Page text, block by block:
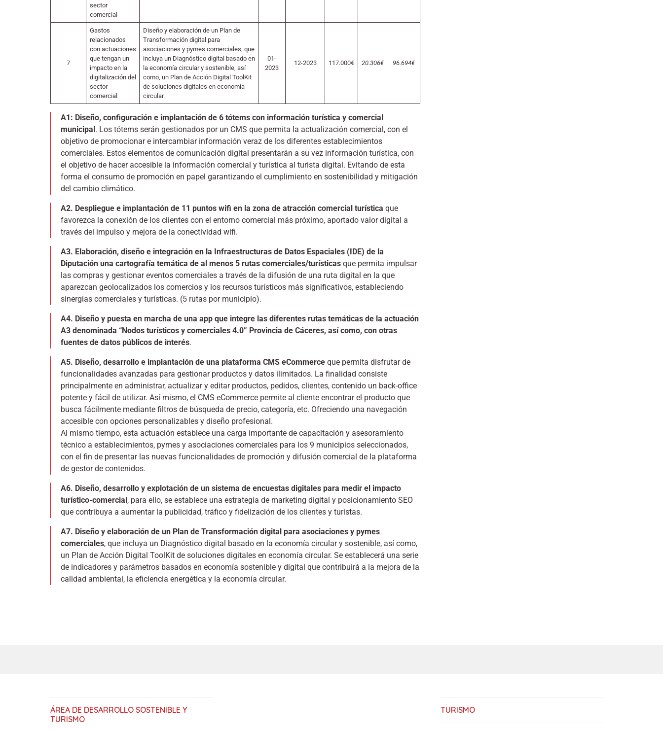
sector
comercial
7
Gastos
relacionados
con actuaciones
que tengan un
impacto en la
digitalización del
sector
comercial
Diseño y elaboración de un Plan de
Transformación digital para
asociaciones y pymes comerciales, que
incluya un Diagnóstico digital basado en
la economía circular y sostenible, así
como, un Plan de Acción Digital ToolKit
de soluciones digitales en economía
circular.
01-
2023
12-2023 117.000€ 20.306€ 96.694€
A1: Diseño, configuración e implantación de 6 tótems con información turística y comercial
municipal. Los tótems serán gestionados por un CMS que permita la actualización comercial, con el
objetivo de promocionar e intercambiar información veraz de los diferentes establecimientos
comerciales. Estos elementos de comunicación digital presentarán a su vez información turística, con
el objetivo de hacer accesible la información comercial y turística al turista digital. Evitando de esta
forma el consumo de promoción en papel garantizando el cumplimiento en sostenibilidad y mitigación
del cambio climático.
A2. Despliegue e implantación de 11 puntos wifi en la zona de atracción comercial turística que
favorezca la conexión de los clientes con el entorno comercial más próximo, aportado valor digital a
través del impulso y mejora de la conectividad wifi.
A3. Elaboración, diseño e integración en la Infraestructuras de Datos Espaciales (IDE) de la
Diputación una cartografía temática de al menos 5 rutas comerciales/turísticas que permita impulsar
las compras y gestionar eventos comerciales a través de la difusión de una ruta digital en la que
aparezcan geolocalizados los comercios y los recursos turísticos más significativos, estableciendo
sinergias comerciales y turísticas. (5 rutas por municipio).
A4. Diseño y puesta en marcha de una app que integre las diferentes rutas temáticas de la actuación
A3 denominada “Nodos turísticos y comerciales 4.0” Provincia de Cáceres, así como, con otras
fuentes de datos públicos de interés.
A5. Diseño, desarrollo e implantación de una plataforma CMS eCommerce que permita disfrutar de
funcionalidades avanzadas para gestionar productos y datos ilimitados. La finalidad consiste
principalmente en administrar, actualizar y editar productos, pedidos, clientes, contenido un back-office
potente y fácil de utilizar. Así mismo, el CMS eCommerce permite al cliente encontrar el producto que
busca fácilmente mediante filtros de búsqueda de precio, categoría, etc. Ofreciendo una navegación
accesible con opciones personalizables y diseño profesional.
Al mismo tiempo, esta actuación establece una carga importante de capacitación y asesoramiento
técnico a establecimientos, pymes y asociaciones comerciales para los 9 municipios seleccionados,
con el fin de presentar las nuevas funcionalidades de promoción y difusión comercial de la plataforma
de gestor de contenidos.
A6. Diseño, desarrollo y explotación de un sistema de encuestas digitales para medir el impacto
turístico-comercial, para ello, se establece una estrategia de marketing digital y posicionamiento SEO
que contribuya a aumentar la publicidad, tráfico y fidelización de los clientes y turistas.
A7. Diseño y elaboración de un Plan de Transformación digital para asociaciones y pymes
comerciales, que incluya un Diagnóstico digital basado en la economía circular y sostenible, así como,
un Plan de Acción Digital ToolKit de soluciones digitales en economía circular. Se establecerá una serie
de indicadores y parámetros basados en economía sostenible y digital que contribuirá a la mejora de la
calidad ambiental, la eficiencia energética y la economía circular.
ÁREA DE DESARROLLO SOSTENIBLE Y
TURISMO
TURISMO